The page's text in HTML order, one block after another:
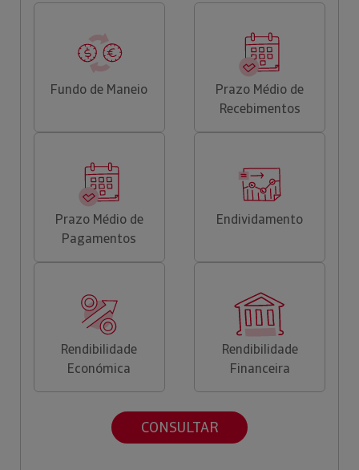
Fundo de Maneio
Prazo Médio de
Recebimentos
Prazo Médio de
Pagamentos
Endividamento
Rendibilidade
Económica
Rendibilidade
Financeira
CONSULTAR